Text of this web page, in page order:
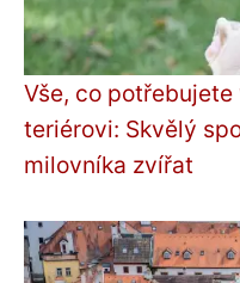
Vše, co
teriérovi: Skvělý
milovníka zvířat